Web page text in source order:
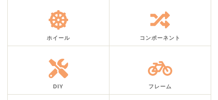
ホイール コンポーネント
DIY フレーム